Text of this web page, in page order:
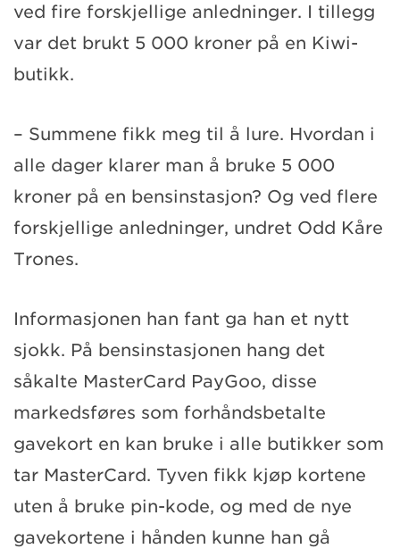
ved fire forskjellige anledninger. I tillegg
var det brukt 5 000 kroner på en Kiwi-
butikk.
– Summene fikk meg til å lure. Hvordan i
alle dager klarer man å bruke 5 000
kroner på en bensinstasjon? Og ved flere
forskjellige anledninger, undret Odd Kåre
Trones.
Informasjonen han fant ga han et nytt
sjokk. På bensinstasjonen hang det
såkalte MasterCard PayGoo, disse
markedsføres som forhåndsbetalte
gavekort en kan bruke i alle butikker som
tar MasterCard. Tyven fikk kjøp kortene
uten å bruke pin-kode, og med de nye
gavekortene i hånden kunne han gå